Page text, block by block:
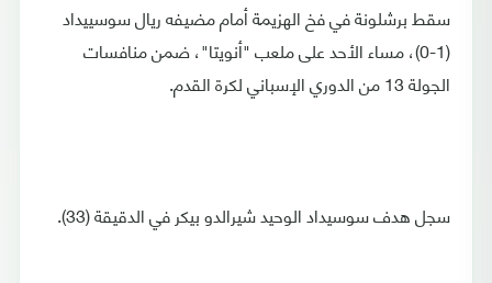
سقط برشلونة في فخ الهزيمة أمام مضيفه ريال سوسييداد
(1-0)، مساء الأحد على ملعب "أنويتا"، ضمن منافسات
الجولة 13 من الدوري الإسباني لكرة القدم.
سجل هدف سوسيداد الوحيد شيرالدو بيكر في الدقيقة (33).